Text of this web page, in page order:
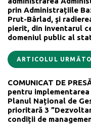
prin Administrațiile
Prut-Bârlad, şi
pierit, din inventarul
domeniul public al
ARTICOLUL
COMUNICAT DE
pentru
Planul Național de
prioritară 3
condiții de